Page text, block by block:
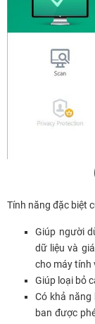
Tính năng đặc biệt
Giúp người
dữ liệu và
cho máy tính
Giúp loại bỏ
Có khả
ban được